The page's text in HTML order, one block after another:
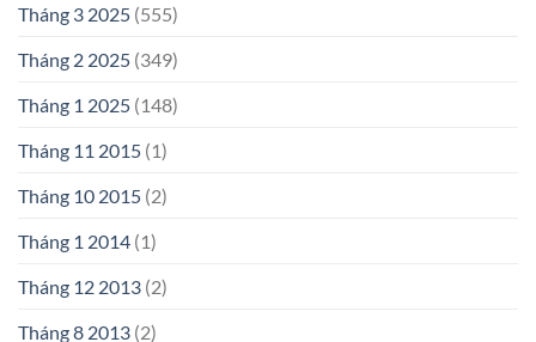
Tháng 3 2025 (555)
Tháng 2 2025 (349)
Tháng 1 2025 (148)
Tháng 11 2015 (1)
Tháng 10 2015 (2)
Tháng 1 2014 (1)
Tháng 12 2013 (2)
Tháng 8 2013 (2)